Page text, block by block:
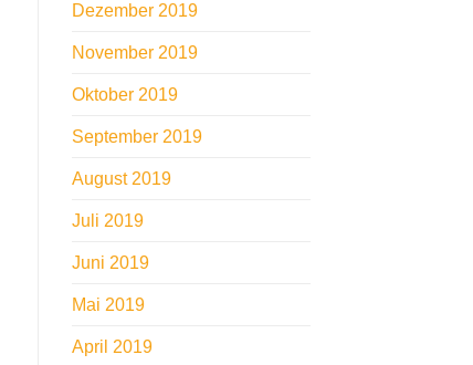
Dezember 2019
November 2019
Oktober 2019
September 2019
August 2019
Juli 2019
Juni 2019
Mai 2019
April 2019